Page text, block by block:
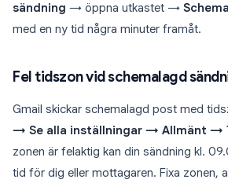
sändning → öppna utkastet →
med en ny tid några minuter framåt.
Fel tidszon vid schemalagd
Gmail skickar schemalagd post med
→ Se alla inställningar → Allmänt →
zonen är felaktig kan din sändning kl.
tid för dig eller mottagaren. Fixa zonen,